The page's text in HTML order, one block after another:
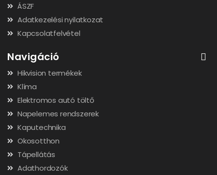
ÁSZF
Adatkezelési nyilatkozat
Kapcsolatfelvétel
Navigáció
Hikvision termékek
Klíma
Elektromos autó töltő
Napelemes rendszerek
Kaputechnika
Okosotthon
Tápellátás
Adathordozók